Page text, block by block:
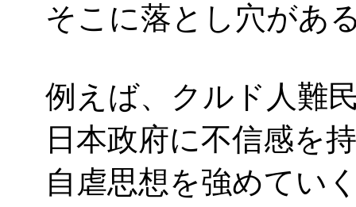
そこに落とし穴があ
例えば、クルド人難
日本政府に不信感を
自虐思想を強めてい